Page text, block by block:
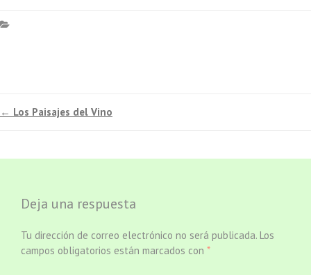
Navegación
← Los Paisajes del Vino
Deja una respuesta
Tu dirección de correo electrónico no será publicada. Los
campos obligatorios están marcados con *